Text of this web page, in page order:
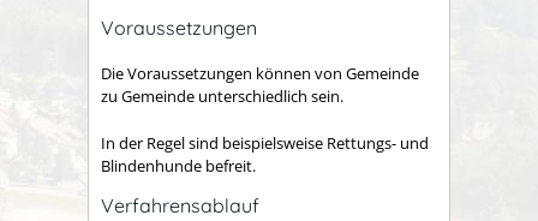
Voraussetzungen
Die Voraussetzungen können von Gemeinde
zu Gemeinde unterschiedlich sein.
In der Regel sind beispielsweise Rettungs- und
Blindenhunde befreit.
Verfahrensablauf